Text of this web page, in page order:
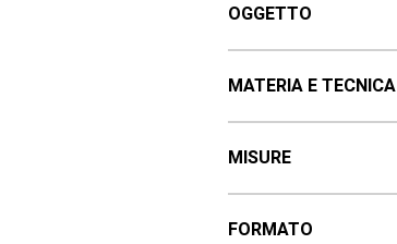
OGGETTO
MATERIA E TECNICA
MISURE
FORMATO